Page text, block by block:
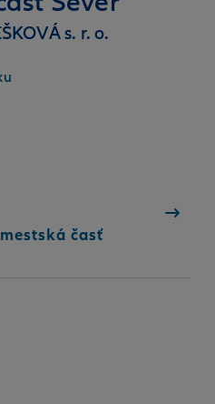
s. r. o.
časť